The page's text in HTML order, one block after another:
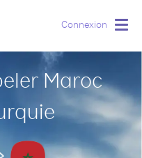
Connexion
Maroc